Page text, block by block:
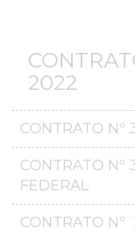
2022
CONTRATO Nº
CONTRATO Nº
FEDERAL
CONTRATO Nº